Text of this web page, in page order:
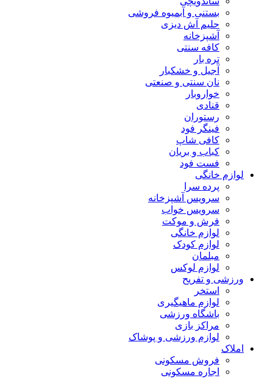
بستنی و آبمیوه فروشی
حلیم آش دیزی
آشپزخانه
کافه سنتی
تره بار
آجیل و خشکبار
نان سنتی و صنعتی
خواروبار
قنادی
رستوران
فینگر فود
کافی شاپ
کباب و بریان
فست فود
لوازم خانگی
پرده سرا
سرویس آشپزخانه
سرویس خواب
فرش و موکت
لوازم خانگی
لوازم کودک
مبلمان
لوازم لوکس
ورزشی و تفریح
استخر
لوازم ماهیگیری
باشگاه ورزشی
مراکز بازی
لوازم ورزشی و پوشاک
املاک
فروش مسکونی
اجاره مسکونی